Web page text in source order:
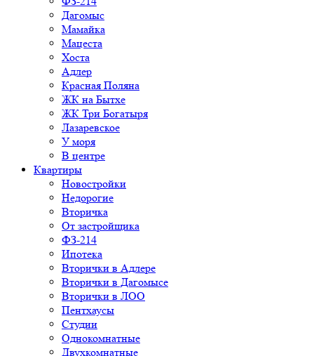
Дагомыс
Мамайка
Мацеста
Хоста
Адлер
Красная Поляна
ЖК на Бытхе
ЖК Три Богатыря
Лазаревское
У моря
В центре
Квартиры
Новостройки
Недорогие
Вторичка
От застройщика
ФЗ-214
Ипотека
Вторички в Адлере
Вторички в Дагомысе
Вторички в ЛОО
Пентхаусы
Студии
Однокомнатные
Двухкомнатные